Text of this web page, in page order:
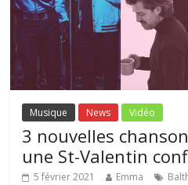
Musique News Vidéo
3 nouvelles
une St-Valentin
5 février 2021 Emma